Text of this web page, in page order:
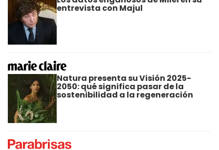
entrevista con Majul
Natura presenta su Visión 2025-
2050: qué significa pasar de la
sostenibilidad a la regeneración